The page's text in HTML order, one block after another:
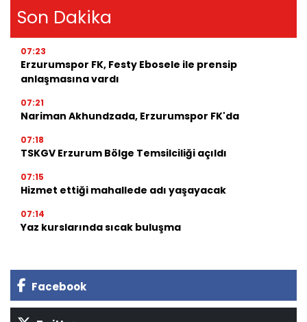
Son Dakika
07:23
Erzurumspor FK, Festy Ebosele ile prensip
anlaşmasına vardı
07:21
Nariman Akhundzada, Erzurumspor FK'da
07:18
TSKGV Erzurum Bölge Temsilciliği açıldı
07:15
Hizmet ettiği mahallede adı yaşayacak
07:14
Yaz kurslarında sıcak buluşma
Facebook